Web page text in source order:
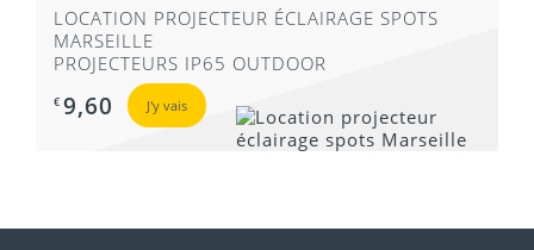
LOCATION PROJECTEUR ÉCLAIRAGE SPOTS
MARSEILLE
PROJECTEURS IP65 OUTDOOR
€ 9,60 J'y vais